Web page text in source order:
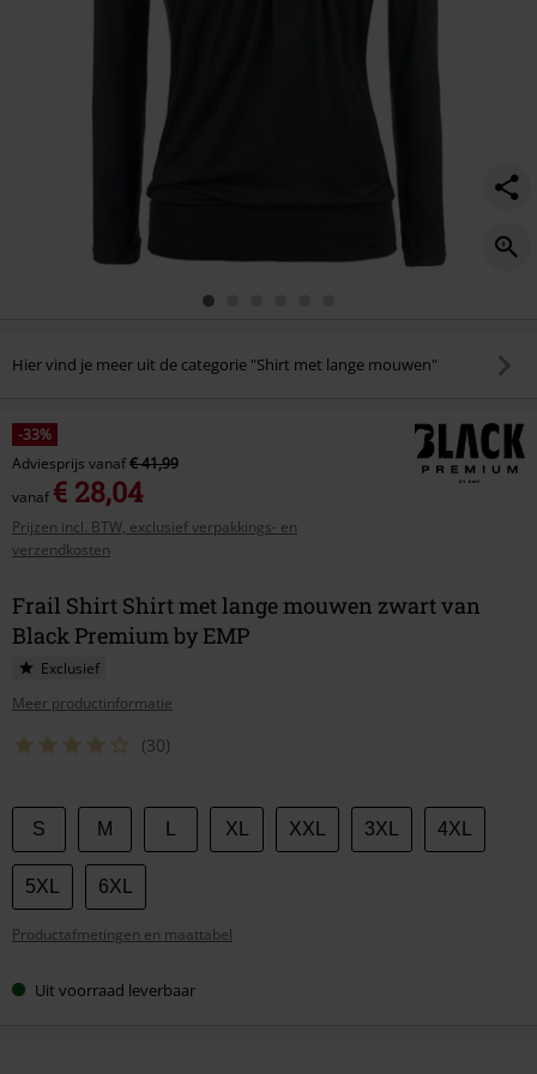
Hier vind je meer uit de categorie "Shirt met lange mouwen"
-33%
Adviesprijs vanaf€ 41,99
vanaf€ 28,04
Prijzen incl. BTW, exclusief verpakkings- en
verzendkosten
Frail Shirt Shirt met lange mouwen zwart van
Black Premium by EMP
Exclusief
Meer productinformatie
(30)
Kies
je
maat
S M XL XXL 3XL 4XL
5XL 6XL
Productafmetingen en maattabel
Uit voorraad leverbaar